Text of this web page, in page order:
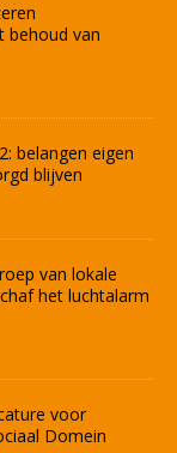
behoud van
belangen eigen
blijven
van lokale
het luchtalarm
voor
Domein